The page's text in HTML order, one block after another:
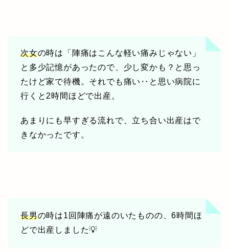
次女の時は「陣痛はこんな軽い痛みじゃない」
と多少記憶があったので、少し変かも？と思っ
たけど家で待機。それでも痛い‥と思い病院に
行くと2時間ほどで出産。
あまりにも早すぎる流れで、立ち合い出産はで
きなかったです。
長男の時は1回陣痛が遠のいたものの、6時間ほ
どで出産しました💡